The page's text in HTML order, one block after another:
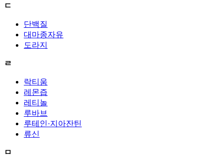
ㄷ
단백질
대마종자유
도라지
ㄹ
락티움
레몬즙
레티놀
루바브
루테인·지아잔틴
류신
ㅁ